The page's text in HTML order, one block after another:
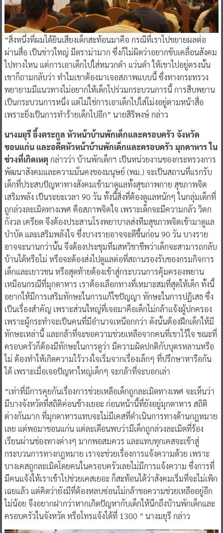
“สิ่งหนึ่งที่ผมได้ยินเสียงเด็กสะท้อนมาคือ กรณีที่เราไปขยายผลต่อ
ผ่านสื่อ เป็นข่าวใหญ่ มีดราม่ามาก ซึ่งก็ไม่ผิดว่าอยากขับเคลื่อนสังคม
ไปทางไหน แต่การเอาเด็กไปใส่หมวกดำ แว่นดำ ให้เขาไปอยู่ตรงนั้น
เขาก็ถามกลับว่า ทำไมเขาต้องมาเจอสภาพแบบนี้ ซึ่งทางกระทรวง
พยายามมีแนวทางไม่อยากให้เด็กไปร่วมกระบวนการนี้ การสืบพยาน
เป็นกระบวนการหนึ่ง แต่ไม่ใช่การเอาเด็กไปใส่โม่งอยู่ตามหน้าสื่อ
เพราะยิ่งเป็นการทำร้ายเด็กไปอีก” นายสิริพงษ์ กล่าว
นางมยุรี อึ้งตระกูล หัวหน้าบ้านพักเด็กและครอบครัว จังหวัด
ขอนแก่น และอดีตหัวหน้าบ้านพักเด็กและครอบครัว มุกดาหาร ใน
ช่วงที่เกิดเหตุ กล่าวว่า บ้านพักเด็กฯ เป็นหน่วยงานของกระทรวงการ
พัฒนาสังคมและความมั่นคงของมนุษย์ (พม.) จะเป็นสถานที่แรกรับ
เด็กที่ประสบปัญหาทางสังคมเข้ามาดูแลทั้งสุขภาพกาย สุขภาพจิต
เสริมพลัง เป็นระยะเวลา 90 วัน ทั้งนี้สิ่งที่ต้องดูแลหนักๆ ในกลุ่มเด็กที่
ถูกล่วงละเมิดทางเพศ คือสภาพจิตใจ เพราะเด็กจะมีความกลัว วิตก
กังวล เครียด จึงต้องประสานโรงพยาบาลส่งทีมสุขภาพจิตเข้ามาดูแล
บำบัด และเสริมพลังใจ ซึ่งบางรายอาจจะดีขึ้นก่อน 90 วัน บางราย
อาจจะนานกว่านั้น จึงต้องประชุมทีมสหวิชาชีพว่าเด็กจะสามารถกลับ
บ้านได้หรือไม่ หรือจะต้องส่งไปดูแลต่อที่สถานรองรับของกรมกิจการ
เด็กและเยาวชน หรือสุดท้ายต้องเข้าสู่กระบวนการคุ้มครองพยาน
เหมือนกรณีที่มุกดาหาร เราต้องเลือกทางที่เหมาะสมที่สุดให้เด็ก ทั้งนี้
อยากให้มีการเสริมทักษะในการแก้ไขปัญญา ทักษะในการปฏิเสธ ซึ่ง
เป็นเรื่องสำคัญ เพราะส่วนใหญ่ที่เจอมาคือเด็กไม่กล้าแจ้งผู้ปกครอง
เพราะผู้กระทำจะเป็นคนที่มีอำนาจเหนือกกว่า ดังนั้นต้องฝึกเด็กให้มี
ทักษะเหล่านี้ และกล้าที่จะขอความช่วยเหลือจากคนที่เขาไว้ใจ ขณะที่
ครอบครัวก็ต้องมีทักษะในการดูว่า มีความผิดปกติกับบุตรหลานหรือ
ไม่ ต้องทำให้เกิดความไว้วางใจเริ่มจากเรื่องเล็กๆ ที่ปรึกษาหารือกัน
ได้ เพราะเมื่อเจอปัญหาใหญ่เด็กๆ จะกล้าที่จะบอกเล่า
“เท่าที่มีการคุยกันเรื่องการช่วยเหลือเด็กถูกละเมิดทางเพศ จะเห็นว่า
มีบางจังหวัดที่สถิติค่อนข้างเยอะ ก่อนหน้านี้ที่ยังอยู่มุกดาหาร สถิติ
ต่างกันมาก ที่มุกดาหารแทบจะไม่มีเคสที่ดำเนินการทางด้านกฎหมาย
เลย แต่พอมาขอนแก่น แต่ละเดือนพบว่ามีเด็กถูกล่วงละเมิดที่ร้อง
เรียนผ่านช่องทางต่างๆ มากพอสมควร และแทบทุกเคสจะเข้าสู่
กระบวนการทางกฎหมาย เราจะช่วยเรื่องการแจ้งความด้วย เพราะ
บางเคสถูกละเมิดโดยคนในครอบครัวเลยไม่มีการแจ้งความ ซึ่งการที่
มีคนแจ้งให้เราเข้าไปช่วยเคสเยอะ ก็สะท้อนได้ว่าสังคมเริ่มที่จะไม่เพิก
เฉยแล้ว แต่คิดว่ายังมีที่ต้องหลบซ่อนไม่กล้าขอความช่วยเหลืออยู่อีก
ไม่น้อย จึงอยากฝากว่าหากเกิดปัญหากับเด็กให้นึกถึงบ้านพักเด็กและ
ครอบครัวในจังหวัด หรือโทรแจ้งได้ที่ 1300 ” นางมยุรี กล่าว